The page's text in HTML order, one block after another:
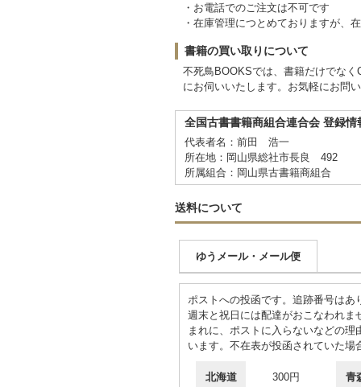
・お電話でのご注文は不可です
・在庫管理につとめておりますが、
書籍の買い取りについて
不死鳥BOOKSでは、書籍だけでな
にお伺いいたします。お気軽にお問
全国古書書籍商組合連合会 登録情
代表者名：前田 浩一
所在地：岡山県総社市長良 492
所属組合：岡山県古書籍商組合
送料について
ゆうメール・メール便
ポストへの投函です。追跡番号はあ
週末と祝日には配達がおこなわれ
まれに、ポストに入らないなどの
います。不在表が投函されていた
北海道 300円 青